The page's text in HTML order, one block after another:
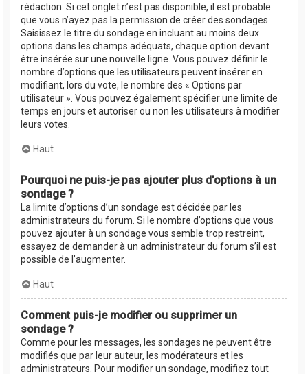
rédaction. Si cet onglet n’est pas disponible, il est probable
que vous n’ayez pas la permission de créer des sondages.
Saisissez le titre du sondage en incluant au moins deux
options dans les champs adéquats, chaque option devant
être insérée sur une nouvelle ligne. Vous pouvez définir le
nombre d’options que les utilisateurs peuvent insérer en
modifiant, lors du vote, le nombre des « Options par
utilisateur ». Vous pouvez également spécifier une limite de
temps en jours et autoriser ou non les utilisateurs à modifier
leurs votes.
Haut
Pourquoi ne puis-je pas ajouter plus d’options à un
sondage ?
La limite d’options d’un sondage est décidée par les
administrateurs du forum. Si le nombre d’options que vous
pouvez ajouter à un sondage vous semble trop restreint,
essayez de demander à un administrateur du forum s’il est
possible de l’augmenter.
Haut
Comment puis-je modifier ou supprimer un
sondage ?
Comme pour les messages, les sondages ne peuvent être
modifiés que par leur auteur, les modérateurs et les
administrateurs. Pour modifier un sondage, modifiez tout